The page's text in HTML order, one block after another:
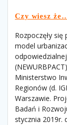
Czy wiesz
Rozpoczęły
model
Ministerstwo
Regionów (d.
Warszawie.
Badań i
stycznia 2019r.